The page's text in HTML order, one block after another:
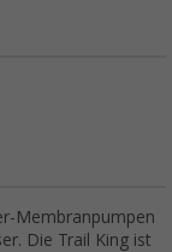
Membranpumpen
Die Trail King ist